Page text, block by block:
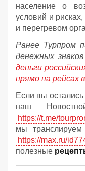
население о
условий и
и перегревом
Ранее Турпром
денежных
деньги
прямо на рейсах
Если вы остались
наш
https://t.me/
мы транслируем
https://max.ru/
полезные